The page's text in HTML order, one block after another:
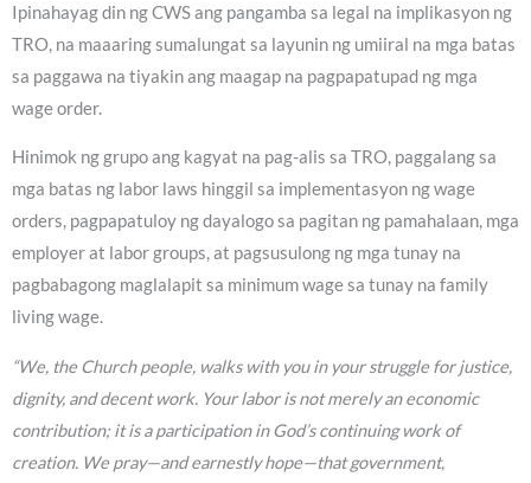
Ipinahayag din ng CWS ang pangamba sa legal na implikasyon ng
TRO, na maaaring sumalungat sa layunin ng umiiral na mga batas
sa paggawa na tiyakin ang maagap na pagpapatupad ng mga
wage order.
Hinimok ng grupo ang kagyat na pag-alis sa TRO, paggalang sa
mga batas ng labor laws hinggil sa implementasyon ng wage
orders, pagpapatuloy ng dayalogo sa pagitan ng pamahalaan, mga
employer at labor groups, at pagsusulong ng mga tunay na
pagbabagong maglalapit sa minimum wage sa tunay na family
living wage.
“We, the Church people, walks with you in your struggle for justice,
dignity, and decent work. Your labor is not merely an economic
contribution; it is a participation in God’s continuing work of
creation. We pray—and earnestly hope—that government,